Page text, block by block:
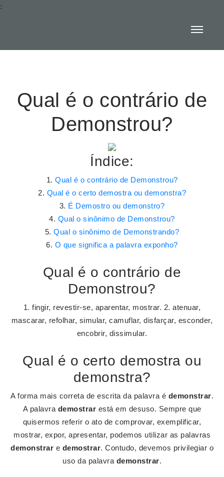
:
Qual é o contrário de
Demonstrou?
Índice:
Qual é o contrário de Demonstrou?
Qual é o certo demostra ou demonstra?
É Demostro ou demonstro?
Qual o sinônimo de Demonstrou?
Qual o sinônimo de Demonstrando?
O que significa a palavra exponho?
Qual é o contrário de
Demonstrou?
1. fingir, revestir-se, aparentar, mostrar. 2. atenuar,
mascarar, refolhar, simular, camuflar, disfarçar, esconder,
encobrir, dissimular.
Qual é o certo demostra ou
demonstra?
A forma mais correta de escrita da palavra é demonstrar.
A palavra demostrar está em desuso. Sempre que
quisermos referir o ato de comprovar, exemplificar,
mostrar, expor, apresentar, podemos utilizar as palavras
demonstrar e demostrar. Contudo, devemos privilegiar o
uso da palavra demonstrar.